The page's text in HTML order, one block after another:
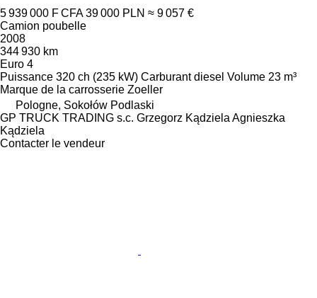
5 939 000 F CFA 39 000 PLN ≈ 9 057 €
Camion poubelle
2008
344 930 km
Euro 4
Puissance 320 ch (235 kW) Carburant diesel Volume 23 m³
Marque de la carrosserie Zoeller
Pologne, Sokołów Podlaski
GP TRUCK TRADING s.c. Grzegorz Kądziela Agnieszka
Kądziela
Contacter le vendeur